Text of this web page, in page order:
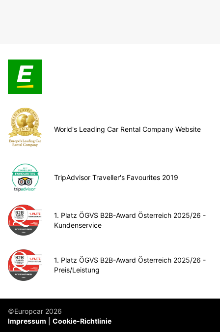
World's Leading Car Rental Company Website
TripAdvisor Traveller's Favourites 2019
1. Platz ÖGVS B2B-Award Österreich 2025/26 -
Kundenservice
1. Platz ÖGVS B2B-Award Österreich 2025/26 -
Preis/Leistung
©Europcar 2026
Impressum
Cookie-Richtlinie